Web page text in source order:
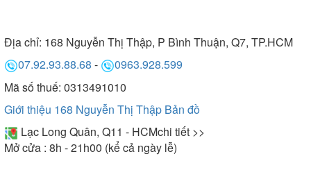
Địa chỉ: 168 Nguyễn Thị Thập, P Bình Thuận, Q7, TP.HCM
07.92.93.88.68 -
0963.928.599
Mã số thuế: 0313491010
Giới thiệu 168 Nguyễn Thị Thập Bản đồ
Lạc Long Quân, Q11 - HCMchi tiết >>
Mở cửa : 8h - 21h00 (kể cả ngày lễ)